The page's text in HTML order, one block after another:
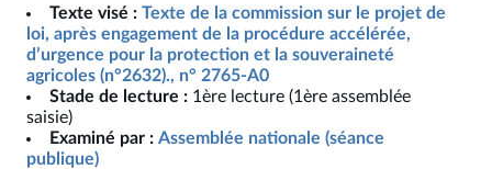
Texte visé : Texte de la commission sur le projet de
loi, après engagement de la procédure accélérée,
d’urgence pour la protection et la souveraineté
agricoles (n°2632)., n° 2765-A0
Stade de lecture : 1ère lecture (1ère assemblée
saisie)
Examiné par : Assemblée nationale (séance
publique)